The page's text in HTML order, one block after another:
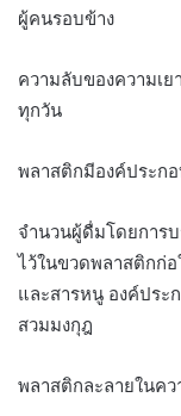
ผู้คนรอบข้าง
ความลับของความเ
ทุกวัน
พลาสติกมีองค์ประก
จำนวนผู้ดื่มโดยการ
ไว้ในขวดพลาสติกก่
และสารหนู องค์ประ
สวมมงกุฎ
พลาสติกละลายในค